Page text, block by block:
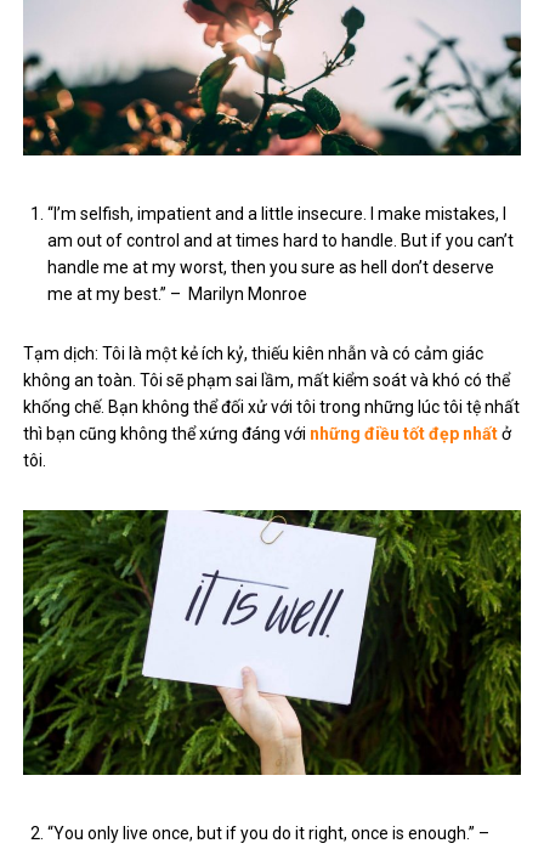
“I’m selfish, impatient and a little insecure. I make mistakes, I
am out of control and at times hard to handle. But if you can’t
handle me at my worst, then you sure as hell don’t deserve
me at my best.” – Marilyn Monroe
Tạm dịch: Tôi là một kẻ ích kỷ, thiếu kiên nhẫn và có cảm giác
không an toàn. Tôi sẽ phạm sai lầm, mất kiểm soát và khó có thể
khống chế. Bạn không thể đối xử với tôi trong những lúc tôi tệ nhất
thì bạn cũng không thể xứng đáng với những điều tốt đẹp nhấtở
tôi.
“You only live once, but if you do it right, once is enough.” –